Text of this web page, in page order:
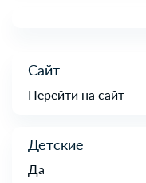
Сайт
Перейти на сайт
Детские
Да